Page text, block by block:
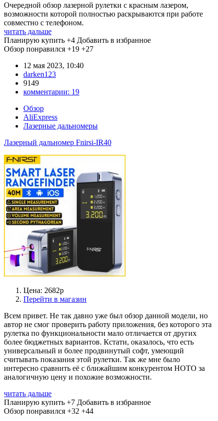
Очередной обзор лазерной рулетки с красным лазером,
возможности которой полностью раскрываются при работе
совместно с телефоном.
читать дальше
Планирую купить +4 Добавить в избранное
Обзор понравился +19 +27
12 мая 2023, 10:40
darken123
9149
комментарии: 19
Обзор
AliExpress
Лазерные дальномеры
Лазерный дальномер Fnirsi-IR40
Цена: 2682р
Перейти в магазин
Всем привет. Не так давно уже был обзор данной модели, но
автор не смог проверить работу приложения, без которого эта
рулетка по функциональности мало отличается от других
более бюджетных вариантов. Кстати, оказалось, что есть
универсальный и более продвинутый софт, умеющий
считывать показания этой рулетки. Так же мне было
интересно сравнить её с ближайшим конкурентом HOTO за
аналогичную цену и похожие возможности.
читать дальше
Планирую купить +7 Добавить в избранное
Обзор понравился +32 +44